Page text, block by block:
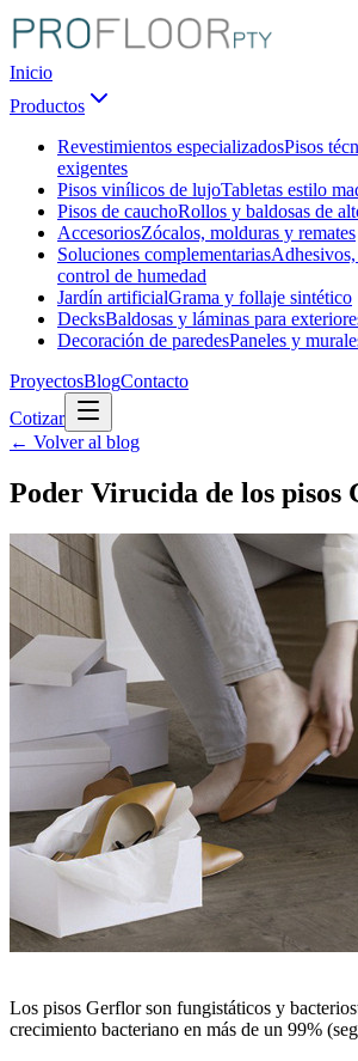
Inicio
Productos
Revestimientos especializadosPisos
exigentes
Pisos vinílicos de lujoTabletas estilo
Pisos de cauchoRollos y baldosas de
AccesoriosZócalos, molduras y remates
Soluciones complementarias
control de humedad
Jardín artificialGrama y follaje sintético
DecksBaldosas y láminas para
Decoración de paredesPaneles y
ProyectosBlogContacto
Cotizar
← Volver al blog
Poder Virucida de los pisos
Los pisos Gerflor son fungistáticos y
crecimiento bacteriano en más de un 99%